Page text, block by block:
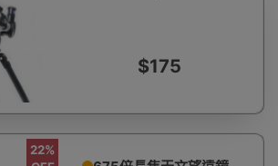
$175
22%